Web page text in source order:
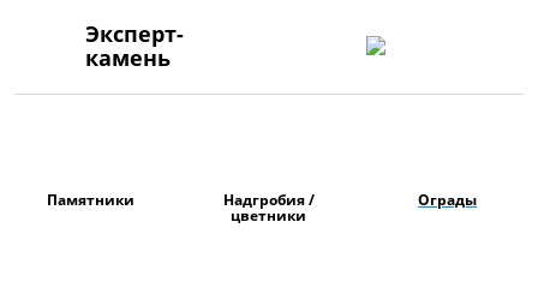
Эксперт-
камень
Памятники Надгробия /
цветники
Ограды